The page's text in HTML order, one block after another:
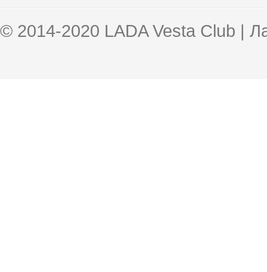
© 2014-2020 LADA Vesta Club |